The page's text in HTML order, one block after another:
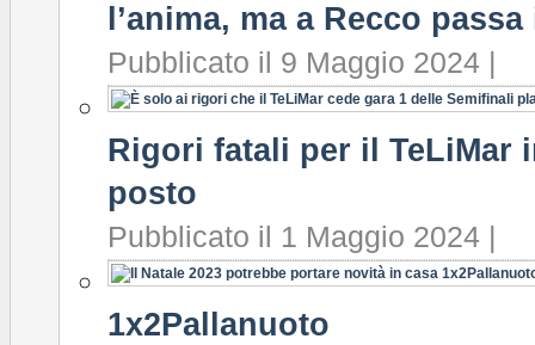
l’anima, ma a Recco
Pubblicato il 9 Maggio 2024 |
Rigori fatali per il TeLiMar
posto
Pubblicato il 1 Maggio 2024 |
1x2Pallanuoto